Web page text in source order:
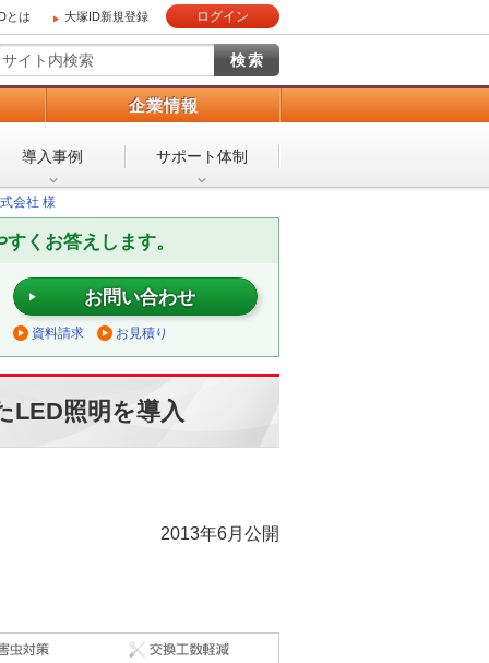
とは 大塚ID新規登録 ログイン
企業情報
導入事例 サポート体制
会社 様
くお答えします。
お問い合わせ
資料請求 お見積り
LED照明を導入
2013年6月公開